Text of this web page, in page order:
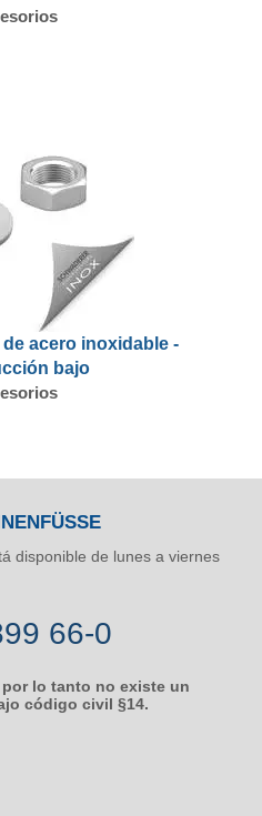
acero inoxidable -
bajo
disponible de lunes a viernes
66-0
lo tanto no existe un
código civil §14.